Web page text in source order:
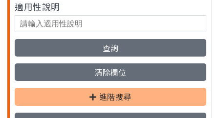
適用性說明
進階搜尋